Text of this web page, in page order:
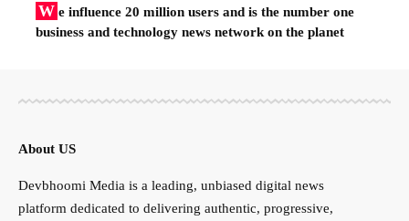
W e influence 20 million users and is the number one
business and technology news network on the planet
About US
Devbhoomi Media is a leading, unbiased digital news
platform dedicated to delivering authentic, progressive,